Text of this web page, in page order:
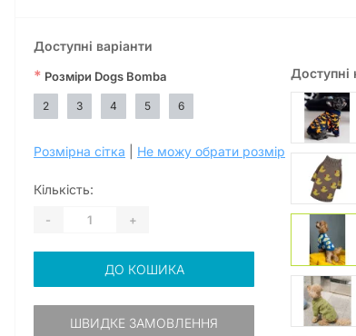
Доступні
Доступні варіанти
* Розміри Dogs Bomba
2 3 4 5 6
Розмірна сітка Не можу обрати розмір
Кількість:
- +
ДО КОШИКА
ШВИДКЕ ЗАМОВЛЕННЯ